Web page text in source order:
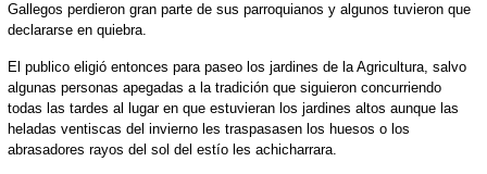
Gallegos perdieron gran parte de sus parroquianos y algunos tuvieron que
declararse en quiebra.
El publico eligió entonces para paseo los jardines de la Agricultura, salvo
algunas personas apegadas a la tradición que siguieron concurriendo
todas las tardes al lugar en que estuvieran los jardines altos aunque las
heladas ventiscas del invierno les traspasasen los huesos o los
abrasadores rayos del sol del estío les achicharrara.